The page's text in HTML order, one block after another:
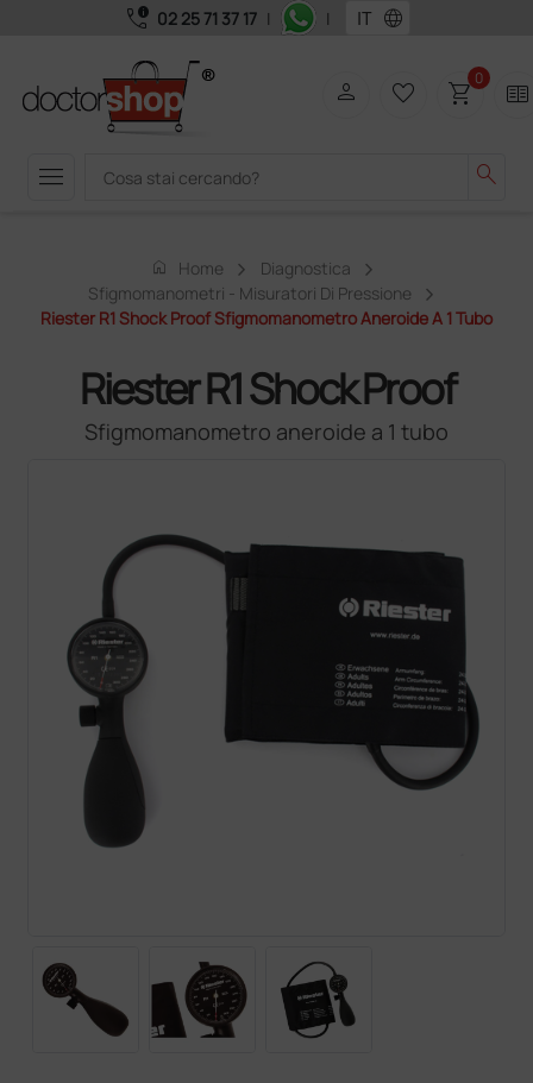
call_quality 02 25 71 37 17 | | language
menu search
person favorite_border shopping_cart0 two_pager
home Home
Diagnostica
Sfigmomanometri - Misuratori Di Pressione
Riester R1 Shock Proof Sfigmomanometro Aneroide A 1 Tubo
Riester R1 Shock Proof
Sfigmomanometro aneroide a 1 tubo